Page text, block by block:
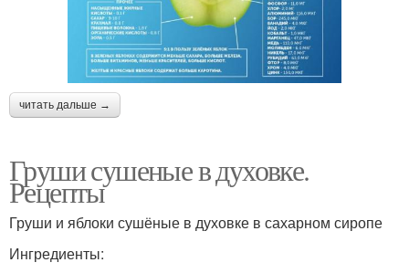
читать дальше →
Груши сушеные в духовке.
Рецепты
Груши и яблоки сушёные в духовке в сахарном сиропе
Ингредиенты: